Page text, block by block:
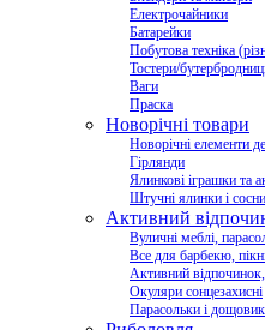
Електрочайники
Батарейки
Побутова техніка
Тостери/
Ваги
Праска
Новорічні товари
Новорічні елементи
Гірлянди
Ялинкові іграшки та
Штучні ялинки і сосни
Активний
Вуличні меблі,
Все для барбекю,
Активний
Окуляри сонцезахисні
Парасольки і